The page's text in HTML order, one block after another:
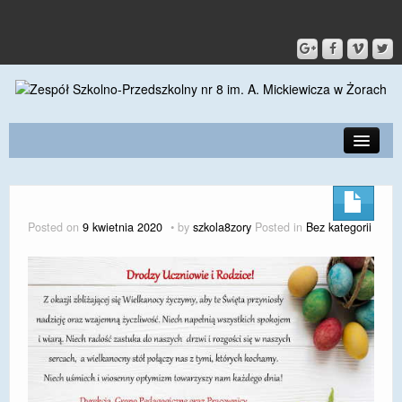
DLA RODZICÓW I UCZNIÓW
DLA PRACOWNIKÓW
GALERIA
Posted on 9 kwietnia 2020 by szkola8zory Posted in Bez kategorii